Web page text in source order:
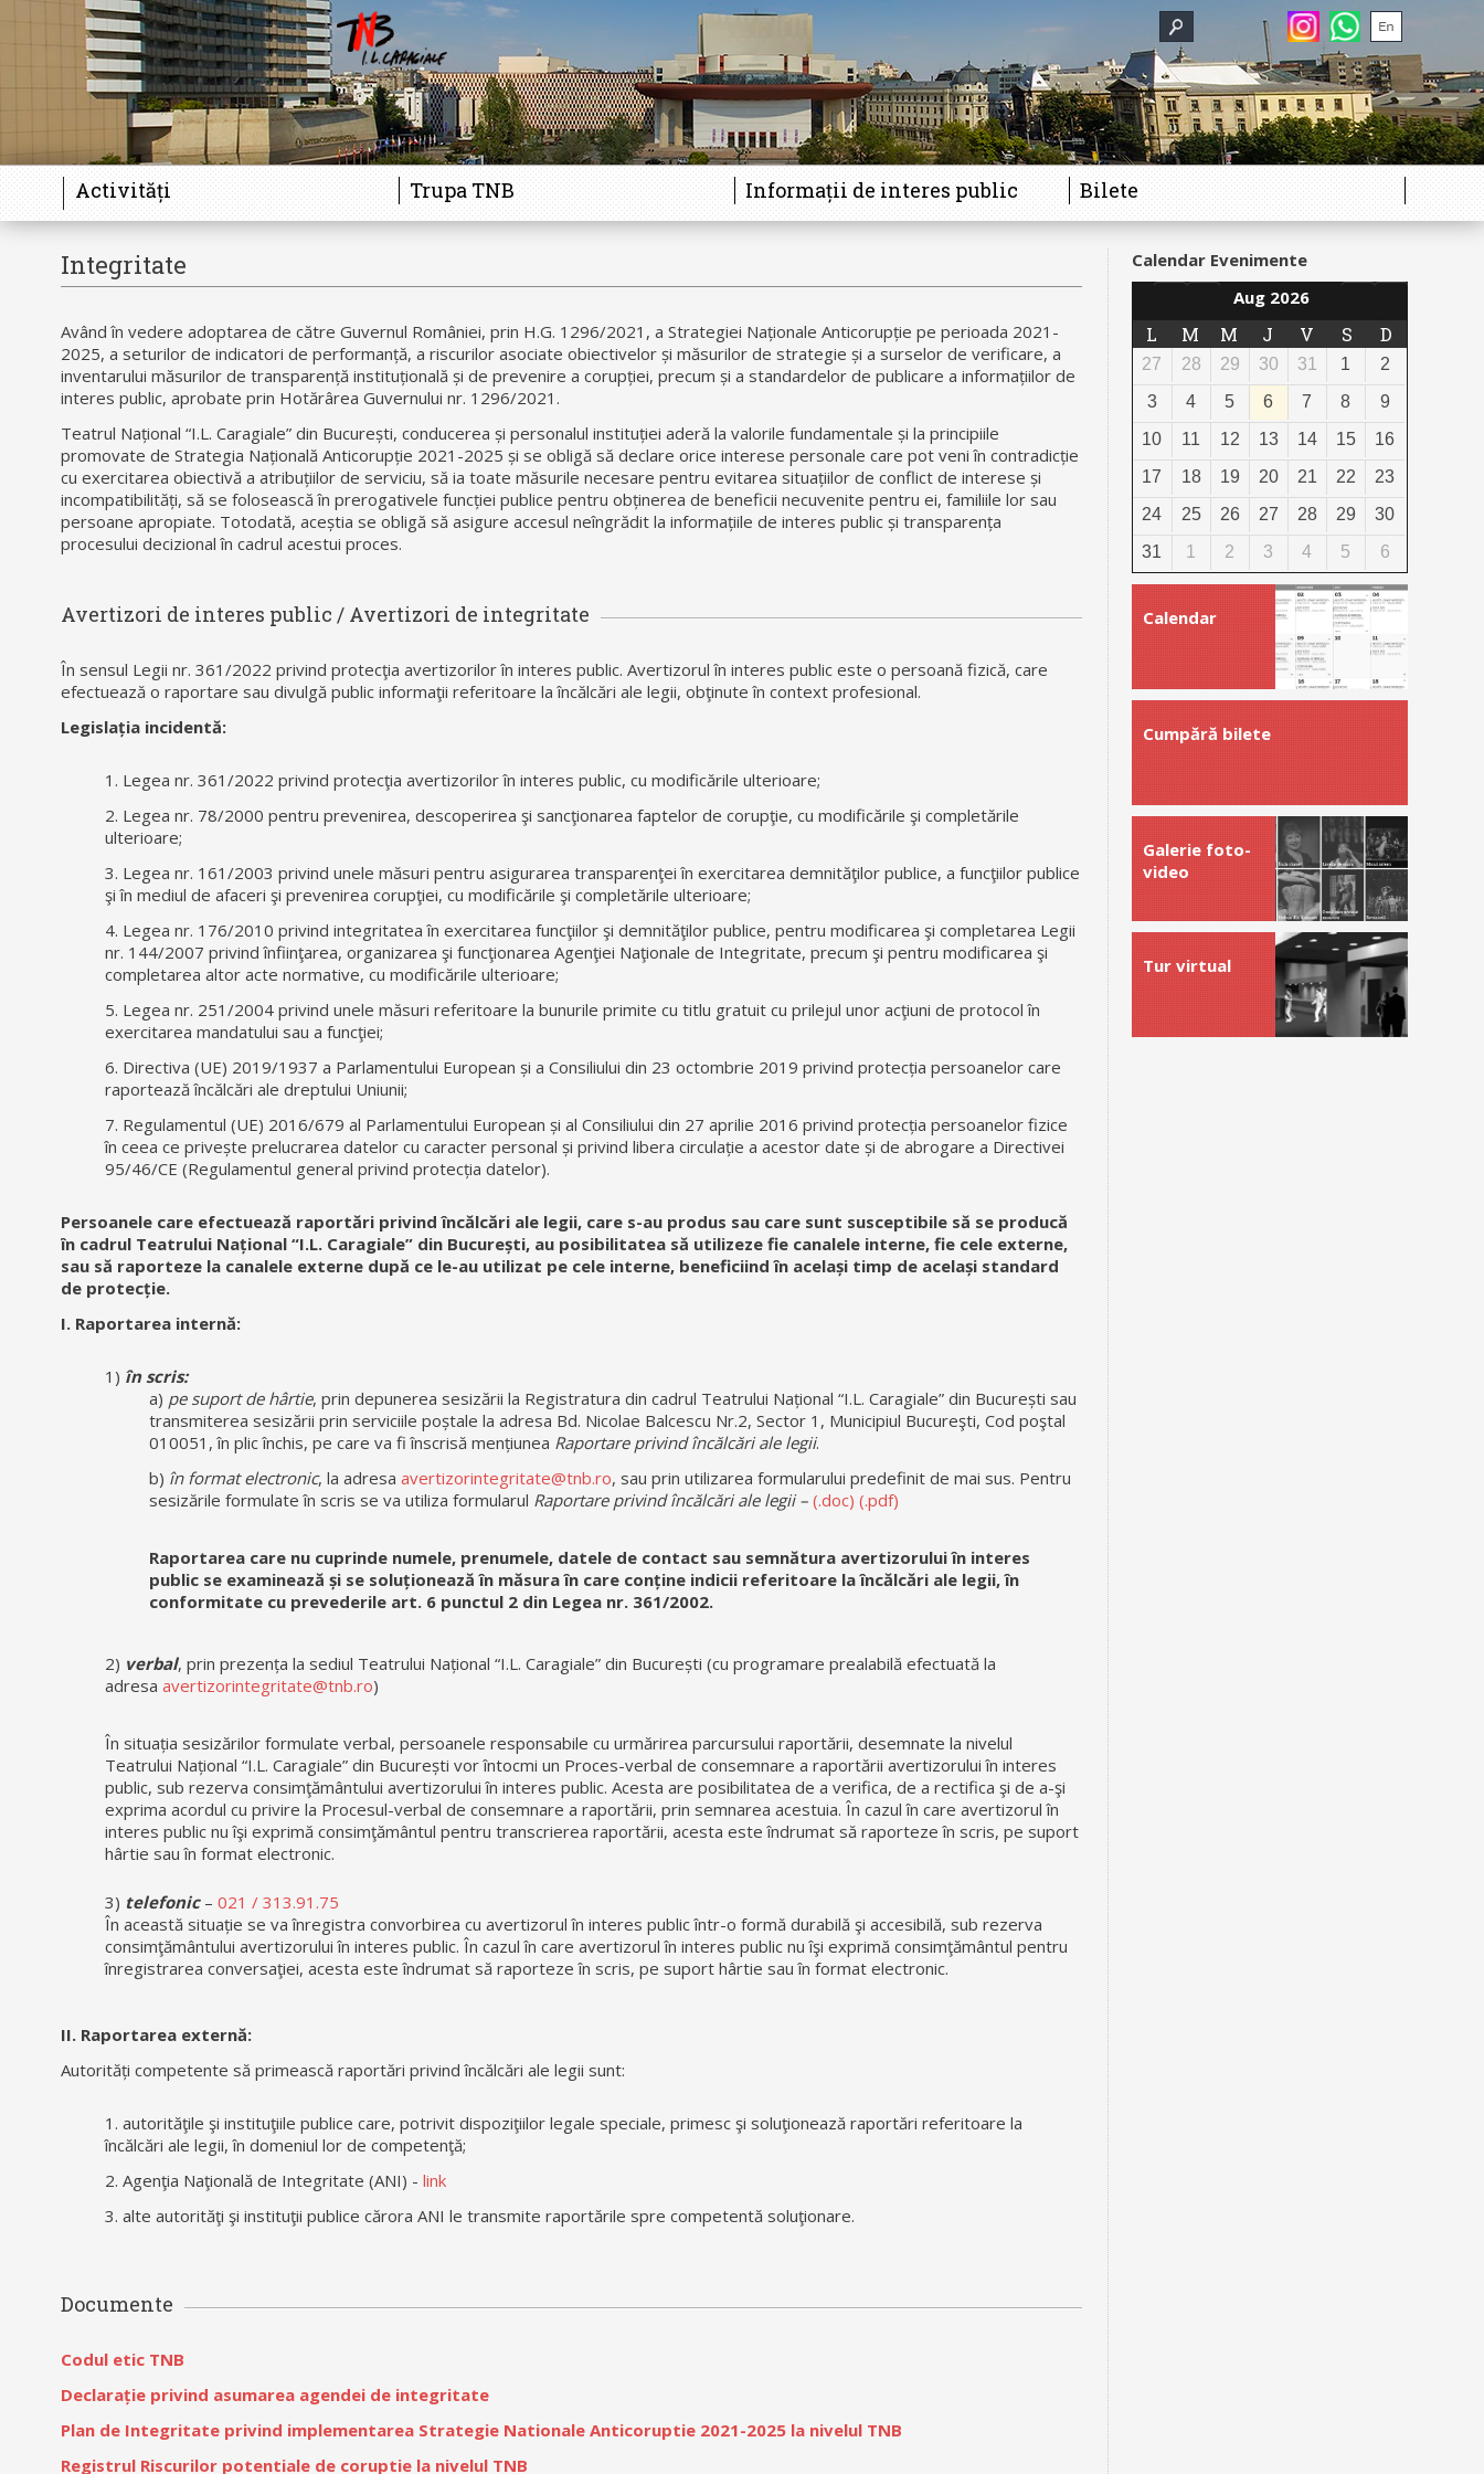
Activități Trupa TNB Informații de interes public Bilete
Integritate
Având în vedere adoptarea de către Guvernul României, prin H.G. 1296/2021, a Strategiei Naționale Anticorupție pe perioada 2021-
2025, a seturilor de indicatori de performanță, a riscurilor asociate obiectivelor și măsurilor de strategie și a surselor de verificare, a
inventarului măsurilor de transparență instituțională și de prevenire a corupției, precum și a standardelor de publicare a informațiilor de
interes public, aprobate prin Hotărârea Guvernului nr. 1296/2021.
Teatrul Național “I.L. Caragiale” din București, conducerea și personalul instituției aderă la valorile fundamentale și la principiile
promovate de Strategia Națională Anticorupție 2021-2025 și se obligă să declare orice interese personale care pot veni în contradicție
cu exercitarea obiectivă a atribuțiilor de serviciu, să ia toate măsurile necesare pentru evitarea situațiilor de conflict de interese și
incompatibilități, să se folosească în prerogativele funcției publice pentru obținerea de beneficii necuvenite pentru ei, familiile lor sau
persoane apropiate. Totodată, aceștia se obligă să asigure accesul neîngrădit la informațiile de interes public și transparența
procesului decizional în cadrul acestui proces.
Avertizori de interes public / Avertizori de integritate
În sensul Legii nr. 361/2022 privind protecţia avertizorilor în interes public. Avertizorul în interes public este o persoană fizică, care
efectuează o raportare sau divulgă public informaţii referitoare la încălcări ale legii, obţinute în context profesional.
Legislația incidentă:
1. Legea nr. 361/2022 privind protecţia avertizorilor în interes public, cu modificările ulterioare;
2. Legea nr. 78/2000 pentru prevenirea, descoperirea şi sancţionarea faptelor de corupţie, cu modificările şi completările
ulterioare;
3. Legea nr. 161/2003 privind unele măsuri pentru asigurarea transparenţei în exercitarea demnităţilor publice, a funcţiilor publice
şi în mediul de afaceri şi prevenirea corupţiei, cu modificările şi completările ulterioare;
4. Legea nr. 176/2010 privind integritatea în exercitarea funcţiilor şi demnităţilor publice, pentru modificarea şi completarea Legii
nr. 144/2007 privind înfiinţarea, organizarea şi funcţionarea Agenţiei Naţionale de Integritate, precum şi pentru modificarea şi
completarea altor acte normative, cu modificările ulterioare;
5. Legea nr. 251/2004 privind unele măsuri referitoare la bunurile primite cu titlu gratuit cu prilejul unor acţiuni de protocol în
exercitarea mandatului sau a funcţiei;
6. Directiva (UE) 2019/1937 a Parlamentului European și a Consiliului din 23 octombrie 2019 privind protecția persoanelor care
raportează încălcări ale dreptului Uniunii;
7. Regulamentul (UE) 2016/679 al Parlamentului European și al Consiliului din 27 aprilie 2016 privind protecția persoanelor fizice
în ceea ce privește prelucrarea datelor cu caracter personal și privind libera circulație a acestor date și de abrogare a Directivei
95/46/CE (Regulamentul general privind protecția datelor).
Persoanele care efectuează raportări privind încălcări ale legii, care s-au produs sau care sunt susceptibile să se producă
în cadrul Teatrului Național “I.L. Caragiale” din București, au posibilitatea să utilizeze fie canalele interne, fie cele externe,
sau să raporteze la canalele externe după ce le-au utilizat pe cele interne, beneficiind în același timp de același standard
de protecție.
I. Raportarea internă:
1) în scris:
a) pe suport de hârtie, prin depunerea sesizării la Registratura din cadrul Teatrului Național “I.L. Caragiale” din București sau
transmiterea sesizării prin serviciile poștale la adresa Bd. Nicolae Balcescu Nr.2, Sector 1, Municipiul Bucureşti, Cod poştal
010051, în plic închis, pe care va fi înscrisă mențiunea Raportare privind încălcări ale legii.
b) în format electronic, la adresa avertizorintegritate@tnb.ro, sau prin utilizarea formularului predefinit de mai sus. Pentru
sesizările formulate în scris se va utiliza formularul Raportare privind încălcări ale legii – (.doc) (.pdf)
Raportarea care nu cuprinde numele, prenumele, datele de contact sau semnătura avertizorului în interes
public se examinează și se soluționează în măsura în care conține indicii referitoare la încălcări ale legii, în
conformitate cu prevederile art. 6 punctul 2 din Legea nr. 361/2002.
2) verbal, prin prezența la sediul Teatrului Național “I.L. Caragiale” din București (cu programare prealabilă efectuată la
adresa avertizorintegritate@tnb.ro)
În situația sesizărilor formulate verbal, persoanele responsabile cu urmărirea parcursului raportării, desemnate la nivelul
Teatrului Național “I.L. Caragiale” din București vor întocmi un Proces-verbal de consemnare a raportării avertizorului în interes
public, sub rezerva consimţământului avertizorului în interes public. Acesta are posibilitatea de a verifica, de a rectifica şi de a-şi
exprima acordul cu privire la Procesul-verbal de consemnare a raportării, prin semnarea acestuia. În cazul în care avertizorul în
interes public nu îşi exprimă consimţământul pentru transcrierea raportării, acesta este îndrumat să raporteze în scris, pe suport
hârtie sau în format electronic.
3) telefonic– 021 / 313.91.75
În această situație se va înregistra convorbirea cu avertizorul în interes public într-o formă durabilă şi accesibilă, sub rezerva
consimţământului avertizorului în interes public. În cazul în care avertizorul în interes public nu îşi exprimă consimţământul pentru
înregistrarea conversaţiei, acesta este îndrumat să raporteze în scris, pe suport hârtie sau în format electronic.
II. Raportarea externă:
Autorități competente să primească raportări privind încălcări ale legii sunt:
1. autorităţile şi instituţiile publice care, potrivit dispoziţiilor legale speciale, primesc şi soluţionează raportări referitoare la
încălcări ale legii, în domeniul lor de competenţă;
2. Agenţia Naţională de Integritate (ANI) - link
3. alte autorităţi şi instituţii publice cărora ANI le transmite raportările spre competentă soluţionare.
Documente
Codul etic TNB
Declarație privind asumarea agendei de integritate
Plan de Integritate privind implementarea Strategie Nationale Anticoruptie 2021-2025 la nivelul TNB
Registrul Riscurilor potentiale de coruptie la nivelul TNB
Calendar Evenimente
Aug 2026
L M M J V S D
27 28 29 30 31 1
2
3
4 5 6 7 8
9
10
11 12 13 14 15
16
17
18 19 20 21 22
23
24
25 26 27 28 29
30
31
1 2 3 4 5 6
Calendar
Cumpără bilete
Galerie foto-
video
Tur virtual